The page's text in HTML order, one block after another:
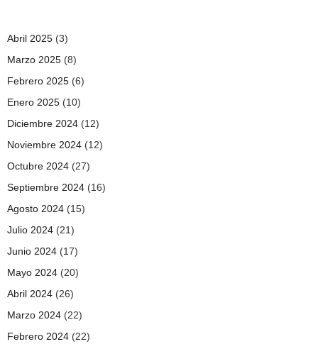
Abril 2025 (3)
Marzo 2025 (8)
Febrero 2025 (6)
Enero 2025 (10)
Diciembre 2024 (12)
Noviembre 2024 (12)
Octubre 2024 (27)
Septiembre 2024 (16)
Agosto 2024 (15)
Julio 2024 (21)
Junio 2024 (17)
Mayo 2024 (20)
Abril 2024 (26)
Marzo 2024 (22)
Febrero 2024 (22)